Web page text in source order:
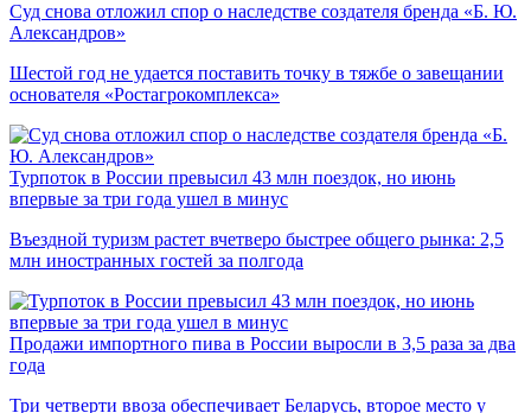
Суд снова отложил спор о наследстве создателя бренда «Б. Ю.
Александров»
Шестой год не удается поставить точку в тяжбе о завещании
основателя «Ростагрокомплекса»
Турпоток в России превысил 43 млн поездок, но июнь
впервые за три года ушел в минус
Въездной туризм растет вчетверо быстрее общего рынка: 2,5
млн иностранных гостей за полгода
Продажи импортного пива в России выросли в 3,5 раза за два
года
Три четверти ввоза обеспечивает Беларусь, второе место у